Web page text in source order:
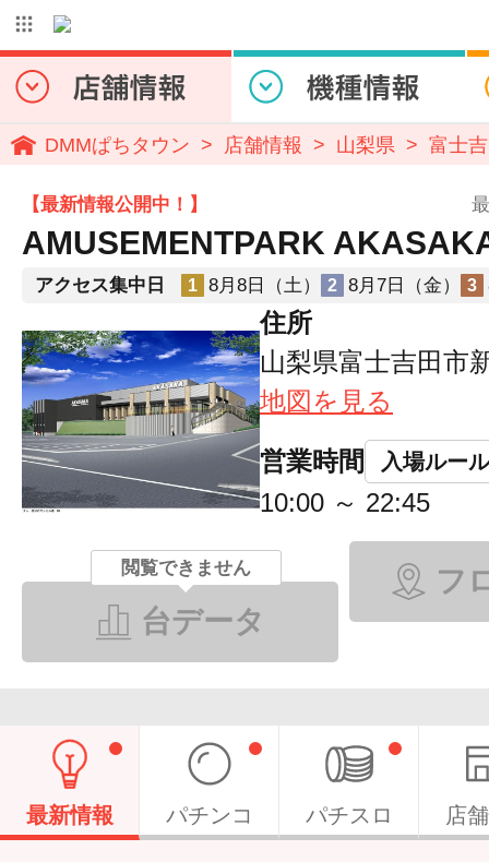
DMMぱちタウン 店舗情報 山梨県 富士
【最新情報公開中！】
AMUSEMENTPARK
アクセス集中日 1 8月8日（土） 2 8月7日（金） 3
住所
山梨県富士吉田市
地図を見る
営業時間 入場ルール
10:00 ～ 22:45
閲覧できません
台データ
フ
最新情報 パチンコ パチスロ 店